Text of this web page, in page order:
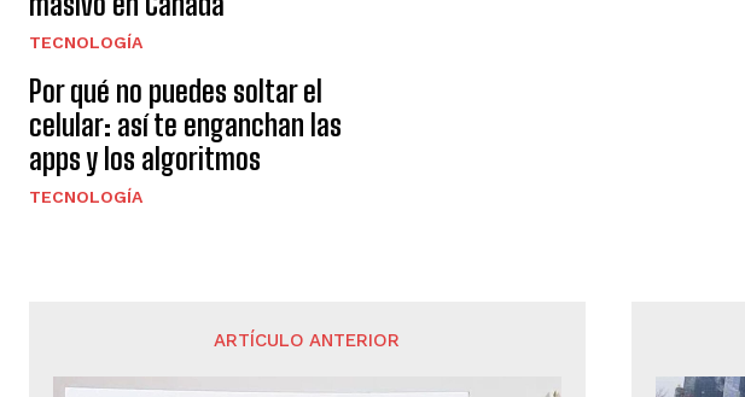
TECNOLOGÍA
Por qué no puedes soltar el
celular: así te enganchan las
apps y los algoritmos
TECNOLOGÍA
ARTÍCULO ANTERIOR